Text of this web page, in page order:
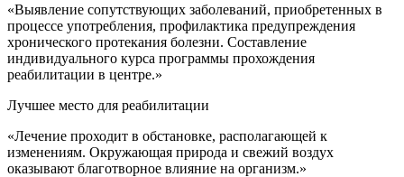
«Выявление сопутствующих заболеваний, приобретенных в
процессе употребления, профилактика предупреждения
хронического протекания болезни. Составление
индивидуального курса программы прохождения
реабилитации в центре.»
Лучшее место для реабилитации
«Лечение проходит в обстановке, располагающей к
изменениям. Окружающая природа и свежий воздух
оказывают благотворное влияние на организм.»